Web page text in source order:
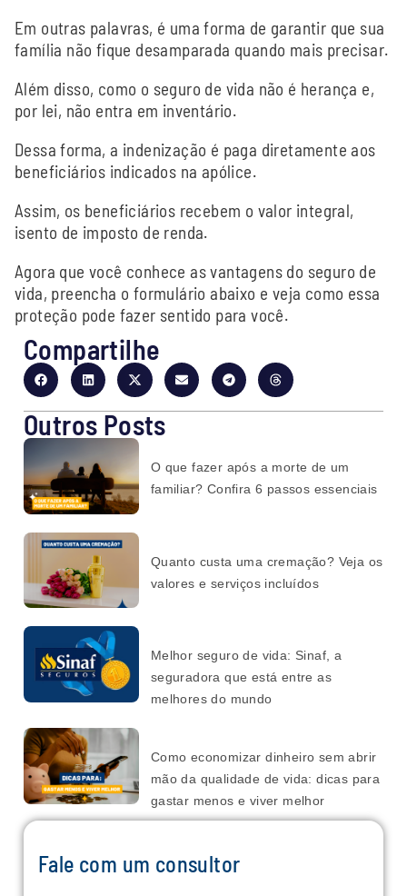
Em outras palavras, é uma forma de garantir que sua
família não fique desamparada quando mais precisar.
Além disso, como o seguro de vida não é herança e,
por lei, não entra em inventário.
Dessa forma, a indenização é paga diretamente aos
beneficiários indicados na apólice.
Assim, os beneficiários recebem o valor integral,
isento de imposto de renda.
Agora que você conhece as vantagens do seguro de
vida, preencha o formulário abaixo e veja como essa
proteção pode fazer sentido para você.
Compartilhe
Outros Posts
O que fazer após a morte de um
familiar? Confira 6 passos essenciais
Quanto custa uma cremação? Veja os
valores e serviços incluídos
Melhor seguro de vida: Sinaf, a
seguradora que está entre as
melhores do mundo
Como economizar dinheiro sem abrir
mão da qualidade de vida: dicas para
gastar menos e viver melhor
Fale com um consultor